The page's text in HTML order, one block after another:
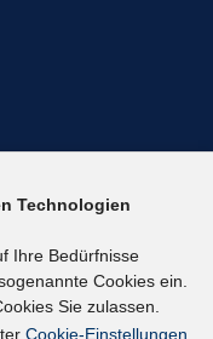
Technologien
Ihre Bedürfnisse
Cookies ein.
Sie zulassen.
Cookie-Einstellungen